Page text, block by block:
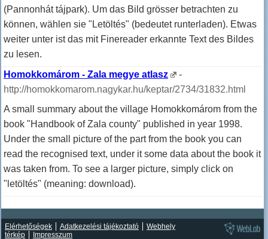
(Pannonhát tájpark). Um das Bild grösser betrachten zu
können, wählen sie "Letöltés" (bedeutet runterladen). Etwas
weiter unter ist das mit Finereader erkannte Text des Bildes
zu lesen.
Homokkomárom - Zala megye atlasz
-
http://homokkomarom.nagykar.hu/keptar/2734/31832.html
A small summary about the village Homokkomárom from the
book "Handbook of Zala county" published in year 1998.
Under the small picture of the part from the book you can
read the recognised text, under it some data about the book it
was taken from. To see a larger picture, simply click on
"letöltés" (meaning: download).
Elérhetőségek Adatkezelési tájékoztató
Webhely
térkép
Impresszum